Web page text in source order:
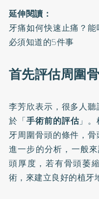
延伸閱讀：
牙痛如何快速止痛？
必須知道的5件事
首先評估周圍
李芳欣表示，很多人
於「手術前的評估」
牙周圍骨頭的條件，
進一步的分析，一般
頭厚度，若有骨頭萎
術，來建立良好的植牙